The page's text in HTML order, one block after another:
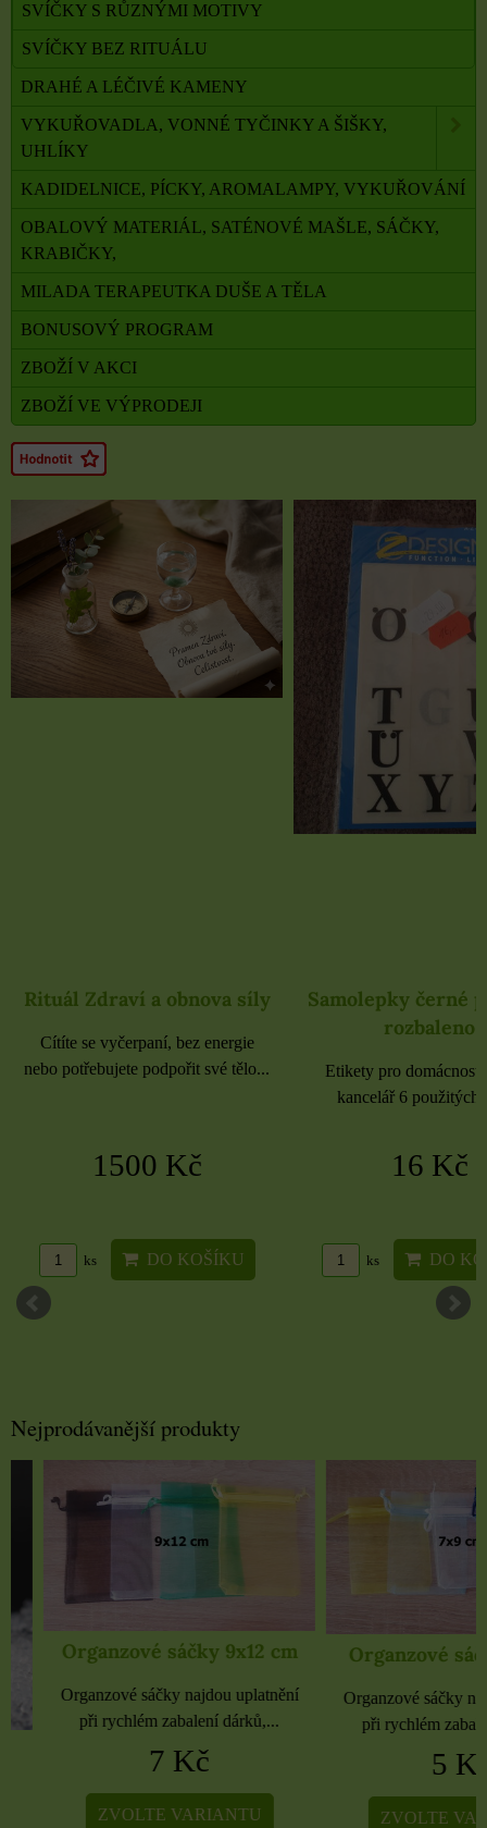
SVÍČKY S RŮZNÝMI MOTIVY
SVÍČKY BEZ RITUÁLU
DRAHÉ A LÉČIVÉ KAMENY
VYKUŘOVADLA, VONNÉ TYČINKY A ŠIŠKY,
UHLÍKY
KADIDELNICE, PÍCKY, AROMALAMPY, VYKUŘOVÁNÍ
OBALOVÝ MATERIÁL, SATÉNOVÉ MAŠLE, SÁČKY,
KRABIČKY,
MILADA TERAPEUTKA DUŠE A TĚLA
BONUSOVÝ PROGRAM
ZBOŽÍ V AKCI
ZBOŽÍ VE VÝPRODEJI
Rituál Zdraví a obnova síly
Cítíte se vyčerpaní, bez energie
nebo potřebujete podpořit své tělo...
1500 Kč
ks DO KOŠÍKU
Samolepky černé
rozbaleno
Etikety pro
kancelář 6 použitých
16 Kč
ks DO
Nejprodávanější produkty
Organzové sáčky 9x12 cm
Organzové sáčky najdou uplatnění
při rychlém zabalení dárků,...
7 Kč
ZVOLTE VARIANTU
Organzové sáčky
Organzové sáčky
při rychlém zabalení
5 Kč
ZVOLTE